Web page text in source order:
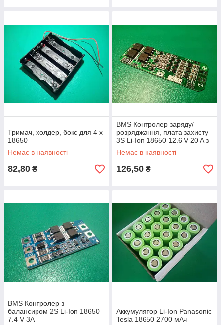
Тримач, холдер, бокс для 4 х
18650
Немає в наявності
82,80 ₴
BMS Контролер заряду/
розряджання, плата захисту
3S Li-Ion 18650 12.6 V 20 A з
балансиром
Немає в наявності
126,50 ₴
BMS Контролер з
балансиром 2S Li-Ion 18650
7.4 V 3A
Aккумулятор Li-Ion Panasonic
Tesla 18650 2700 мАч